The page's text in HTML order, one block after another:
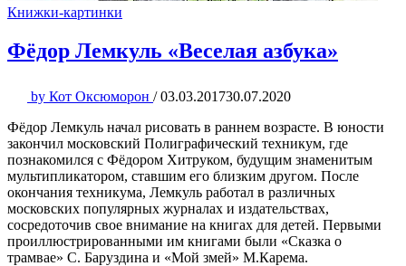
Книжки-картинки
Фёдор Лемкуль «Веселая азбука»
by Кот Оксюморон / 03.03.201730.07.2020
Фёдор Лемкуль начал рисовать в раннем возрасте. В юности
закончил московский Полиграфический техникум, где
познакомился с Фёдором Хитруком, будущим знаменитым
мультипликатором, ставшим его близким другом. После
окончания техникума, Лемкуль работал в различных
московских популярных журналах и издательствах,
сосредоточив свое внимание на книгах для детей. Первыми
проиллюстрированными им книгами были «Сказка о
трамвае» С. Баруздина и «Мой змей» М.Карема.